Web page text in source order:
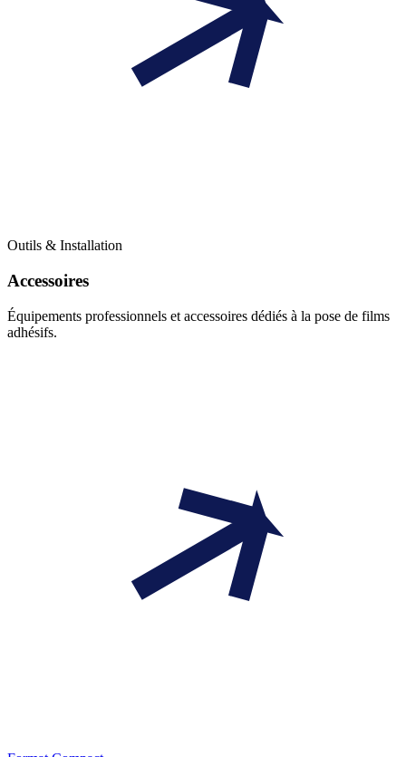
Outils & Installation
Accessoires
Équipements professionnels et accessoires dédiés à la pose de films
adhésifs.